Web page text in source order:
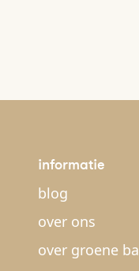
informatie
blog
over ons
over groene